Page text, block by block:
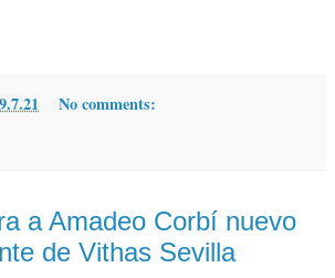
No comments:
a Amadeo Corbí nuevo
de Vithas Sevilla